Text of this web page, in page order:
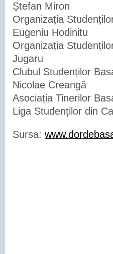
Ștefan Miron
Organizația
Eugeniu Hodinitu
Organizația
Jugaru
Clubul Studenților
Nicolae Creangă
Asociația Tinerilor
Liga Studenților din
Sursa: